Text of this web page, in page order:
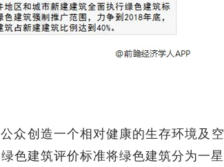
众创造一个相对健康的生存环境及空
色建筑评价标准将绿色建筑分为一星